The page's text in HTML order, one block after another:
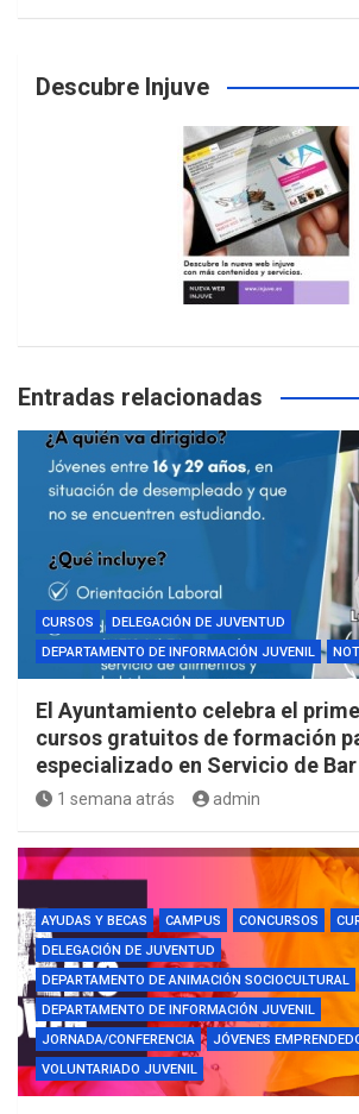
Descubre Injuve
Entradas relacionadas
CURSOS
DELEGACIÓN DE JUVENTUD
DEPARTAMENTO DE INFORMACIÓN JUVENIL
El Ayuntamiento celebra el
cursos gratuitos de formación
especializado en Servicio de
1 semana atrás admin
AYUDAS Y BECAS CAMPUS CONCURSOS
DELEGACIÓN DE JUVENTUD
DEPARTAMENTO DE ANIMACIÓN SOCIOCULTURAL
DEPARTAMENTO DE INFORMACIÓN JUVENIL
JORNADA/CONFERENCIA
JÓVENES
VOLUNTARIADO JUVENIL